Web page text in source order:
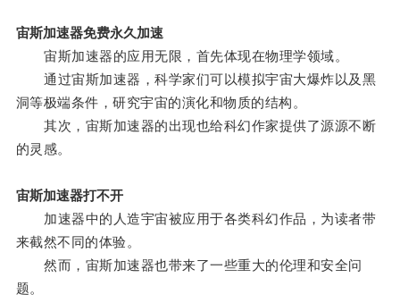
宙斯加速器免费永久加速
宙斯加速器的应用无限，首先体现在物理学领域。
通过宙斯加速器，科学家们可以模拟宇宙大爆炸以及黑
洞等极端条件，研究宇宙的演化和物质的结构。
其次，宙斯加速器的出现也给科幻作家提供了源源不断
的灵感。
宙斯加速器打不开
加速器中的人造宇宙被应用于各类科幻作品，为读者带
来截然不同的体验。
然而，宙斯加速器也带来了一些重大的伦理和安全问
题。